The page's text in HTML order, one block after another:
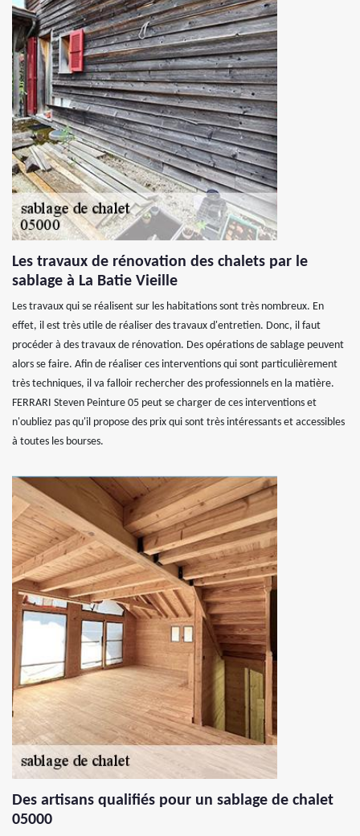
Les travaux de rénovation des chalets par le
sablage à La Batie Vieille
Les travaux qui se réalisent sur les habitations sont très nombreux. En
effet, il est très utile de réaliser des travaux d'entretien. Donc, il faut
procéder à des travaux de rénovation. Des opérations de sablage peuvent
alors se faire. Afin de réaliser ces interventions qui sont particulièrement
très techniques, il va falloir rechercher des professionnels en la matière.
FERRARI Steven Peinture 05 peut se charger de ces interventions et
n'oubliez pas qu'il propose des prix qui sont très intéressants et accessibles
à toutes les bourses.
Des artisans qualifiés pour un sablage de chalet
05000